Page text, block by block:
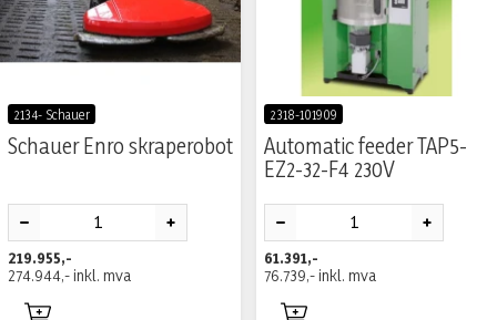
2134- Schauer
Schauer Enro skraperobot
219.955,-
274.944,-inkl. mva
2318-101909
Automatic feeder TAP5-
EZ2-32-F4 230V
61.391,-
76.739,-inkl. mva